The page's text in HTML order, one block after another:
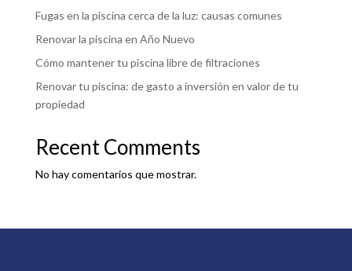
Fugas en la piscina cerca de la luz: causas comunes
Renovar la piscina en Año Nuevo
Cómo mantener tu piscina libre de filtraciones
Renovar tu piscina: de gasto a inversión en valor de tu
propiedad
Recent Comments
No hay comentarios que mostrar.